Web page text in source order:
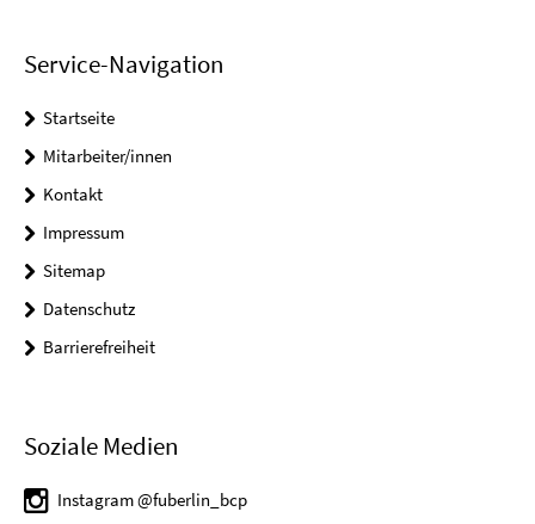
Service-Navigation
Startseite
Mitarbeiter/innen
Kontakt
Impressum
Sitemap
Datenschutz
Barrierefreiheit
Soziale Medien
Instagram @fuberlin_bcp